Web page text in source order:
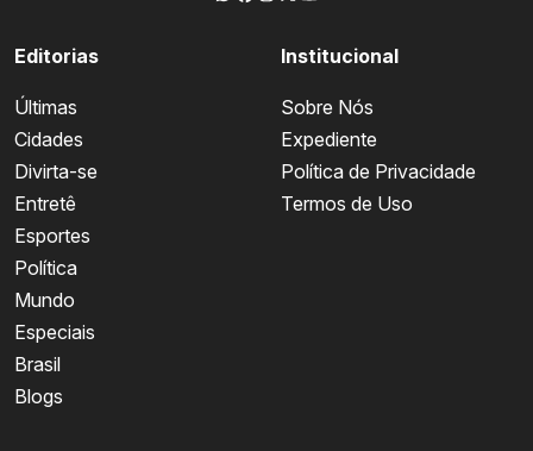
Editorias
Últimas
Cidades
Divirta-se
Entretê
Esportes
Política
Mundo
Especiais
Brasil
Blogs
Institucional
Sobre Nós
Expediente
Política de Privacidade
Termos de Uso